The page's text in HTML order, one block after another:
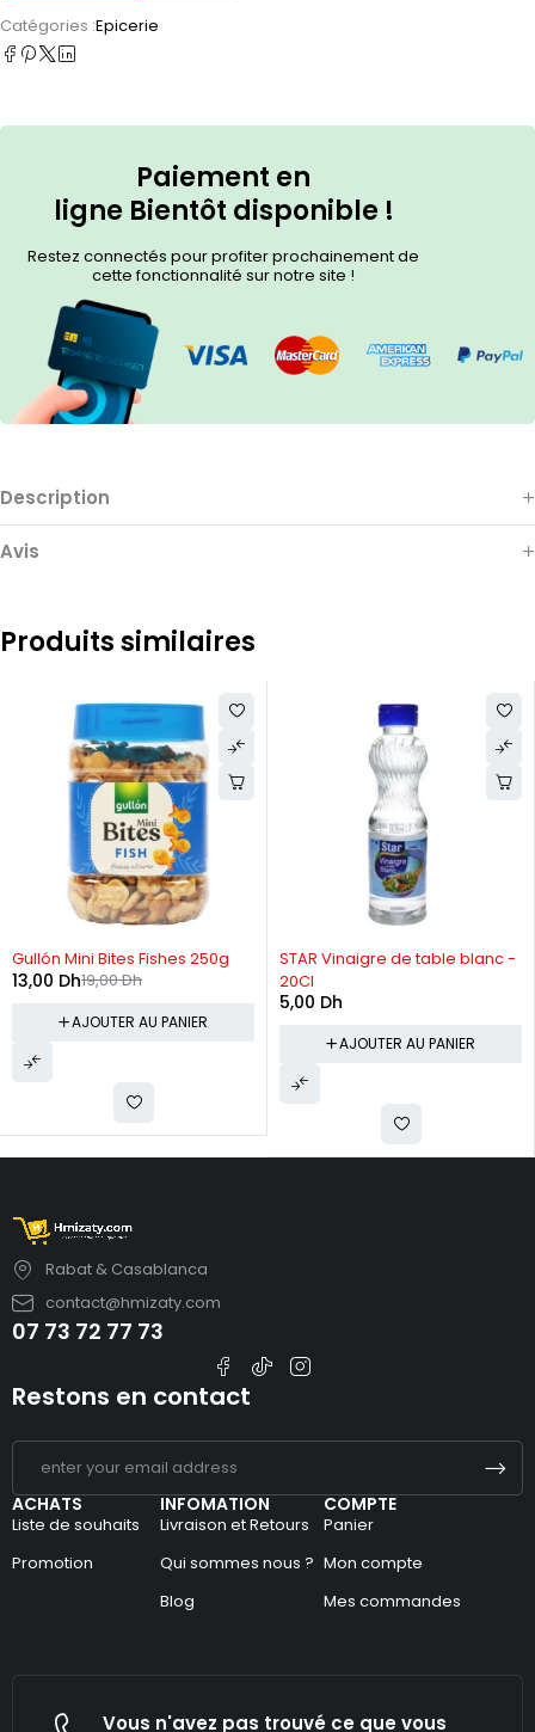
Catégories :Epicerie
Paiement en
ligne Bientôt disponible !
Restez connectés pour profiter prochainement de
cette fonctionnalité sur notre site !
Description
Avis
Produits similaires
-32%
Gullón Mini Bites Fishes 250g
19,00Dh
13,00 Dh
AJOUTER AU PANIER
STAR Vinaigre de table blanc -
20Cl
5,00 Dh
AJOUTER AU PANIER
Rabat & Casablanca
contact@hmizaty.com
07 73 72 77 73
ACHATS
Liste de souhaits
Promotion
INFOMATION
Livraison et Retours
Qui sommes nous ?
Blog
COMPTE
Panier
Mon compte
Mes commandes
Restons en contact
Vous n'avez pas trouvé ce que vous